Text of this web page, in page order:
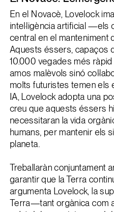
En el Novacè, Lovelock
intel·ligència artificial
central en el manteniment
Aquests éssers, capaços
10.000 vegades més
amos malèvols sinó
molts futuristes temen els
IA, Lovelock adopta una
creu que aquests éssers
necessitaran la vida
humans, per mantenir els
planeta.
Treballaràn conjuntament
garantir que la Terra
argumenta Lovelock, la
Terra—tant orgànica com